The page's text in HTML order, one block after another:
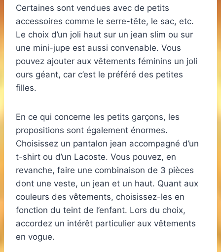
Certaines sont vendues avec de petits
accessoires comme le serre-tête, le sac, etc.
Le choix d’un joli haut sur un jean slim ou sur
une mini-jupe est aussi convenable. Vous
pouvez ajouter aux vêtements féminins un joli
ours géant, car c’est le préféré des petites
filles.
En ce qui concerne les petits garçons, les
propositions sont également énormes.
Choisissez un pantalon jean accompagné d’un
t-shirt ou d’un Lacoste. Vous pouvez, en
revanche, faire une combinaison de 3 pièces
dont une veste, un jean et un haut. Quant aux
couleurs des vêtements, choisissez-les en
fonction du teint de l’enfant. Lors du choix,
accordez un intérêt particulier aux vêtements
en vogue.